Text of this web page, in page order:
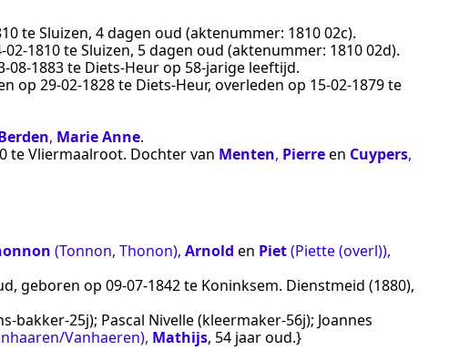
teSluizen, 4 dagen oud (aktenummer: 1810 02c).
teSluizen, 5 dagen oud (aktenummer: 1810 02d).
te Diets-Heurop 58-jarige leeftijd.
op 29‑02‑1828te Diets-Heur, overleden op 15‑02‑1879te
, Marie Anne.
teVliermaalroot. Dochter van Menten, Pierreen Cuypers,
(Tonnon, Thonon), Arnold en Piet(Piette (overl)),
geboren op 09‑07‑1842te Koninksem. Dienstmeid (1880),
bakker-25j); Pascal Nivelle (kleermaker-56j); Joannes
Vanhaeren), Mathijs, 54 jaar oud.}